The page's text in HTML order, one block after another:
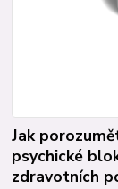
Jak
psychické
zdravotních